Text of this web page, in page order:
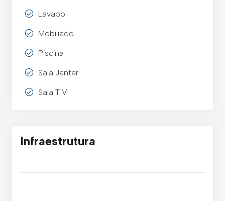
Lavabo
Mobiliado
Piscina
Sala Jantar
Sala T V
Infraestrutura